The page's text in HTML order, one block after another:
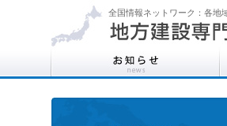
全国情報ネットワーク：各地